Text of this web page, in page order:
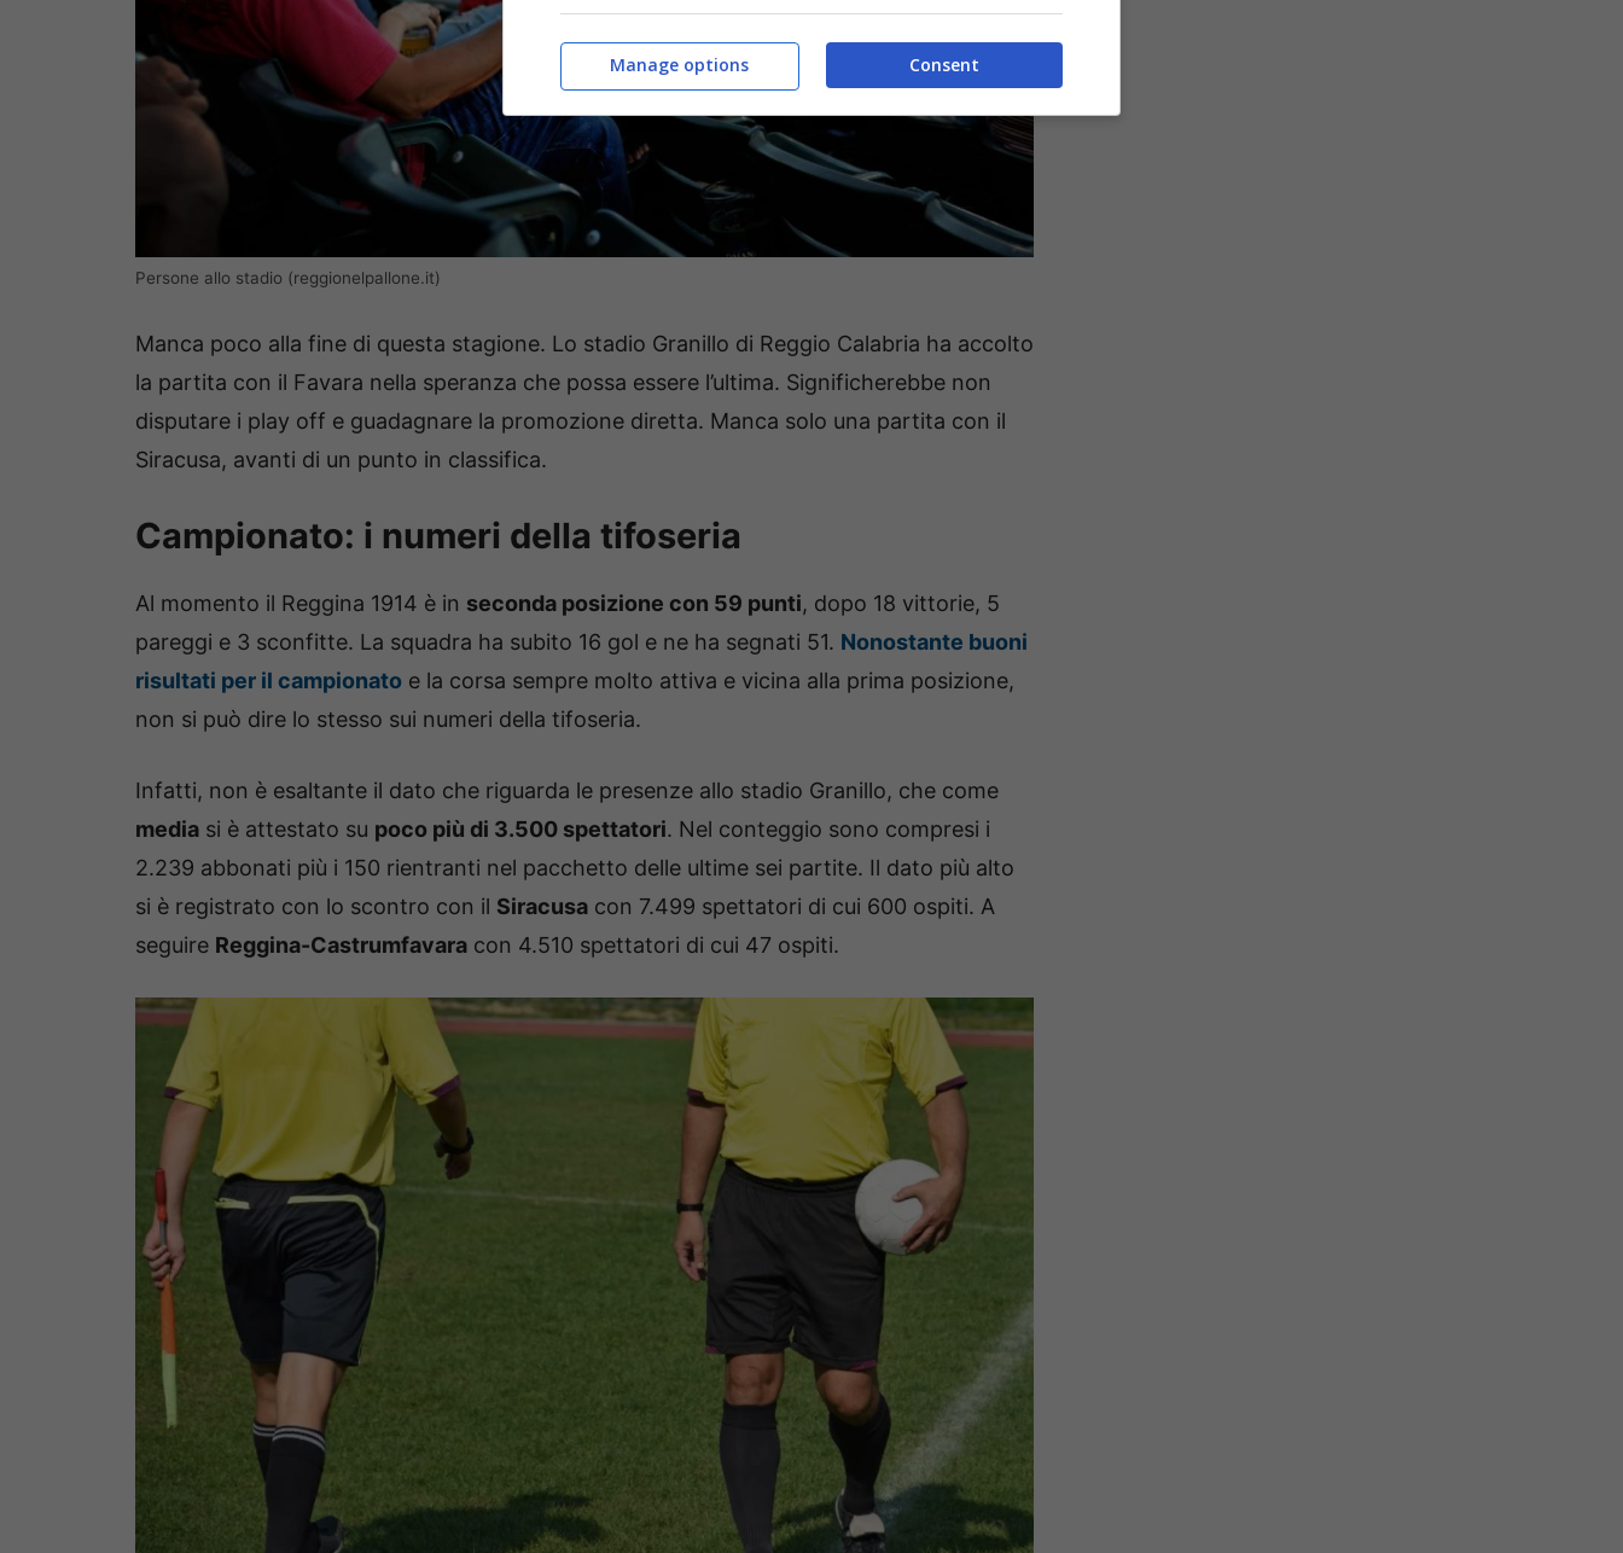
Persone allo stadio (reggionelpallone.it)
Manca poco alla fine di questa stagione. Lo stadio Granillo di Reggio Calabria ha accolto
la partita con il Favara nella speranza che possa essere l’ultima. Significherebbe non
disputare i play off e guadagnare la promozione diretta. Manca solo una partita con il
Siracusa, avanti di un punto in classifica.
Campionato: i numeri della tifoseria
Al momento il Reggina 1914 è in seconda posizione con 59 punti, dopo 18 vittorie, 5
pareggi e 3 sconfitte. La squadra ha subito 16 gol e ne ha segnati 51. Nonostante buoni
risultati per il campionato e la corsa sempre molto attiva e vicina alla prima posizione,
non si può dire lo stesso sui numeri della tifoseria.
Infatti, non è esaltante il dato che riguarda le presenze allo stadio Granillo, che come
media si è attestato su poco più di 3.500 spettatori. Nel conteggio sono compresi i
2.239 abbonati più i 150 rientranti nel pacchetto delle ultime sei partite. Il dato più alto
si è registrato con lo scontro con il Siracusa con 7.499 spettatori di cui 600 ospiti. A
seguire Reggina-Castrumfavara con 4.510 spettatori di cui 47 ospiti.
Consent
Manage options